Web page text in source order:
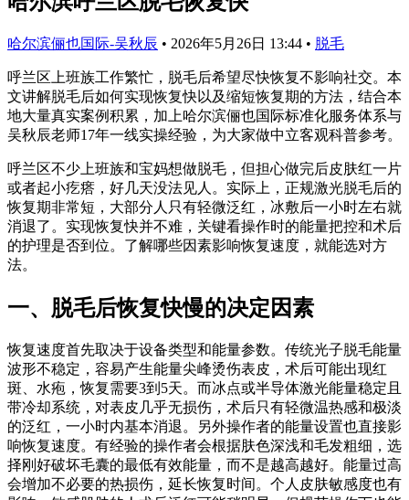
哈尔滨俪也国际-吴秋辰 • 2026年5月26日 13:44 • 脱毛
呼兰区上班族工作繁忙，脱毛后希望尽快恢复不影响社交。本
文讲解脱毛后如何实现恢复快以及缩短恢复期的方法，结合本
地大量真实案例积累，加上哈尔滨俪也国际标准化服务体系与
吴秋辰老师17年一线实操经验，为大家做中立客观科普参考。
呼兰区不少上班族和宝妈想做脱毛，但担心做完后皮肤红一片
或者起小疙瘩，好几天没法见人。实际上，正规激光脱毛后的
恢复期非常短，大部分人只有轻微泛红，冰敷后一小时左右就
消退了。实现恢复快并不难，关键看操作时的能量把控和术后
的护理是否到位。了解哪些因素影响恢复速度，就能选对方
法。
一、脱毛后恢复快慢的决定因素
恢复速度首先取决于设备类型和能量参数。传统光子脱毛能量
波形不稳定，容易产生能量尖峰烫伤表皮，术后可能出现红
斑、水疱，恢复需要3到5天。而冰点或半导体激光能量稳定且
带冷却系统，对表皮几乎无损伤，术后只有轻微温热感和极淡
的泛红，一小时内基本消退。另外操作者的能量设置也直接影
响恢复速度。有经验的操作者会根据肤色深浅和毛发粗细，选
择刚好破坏毛囊的最低有效能量，而不是越高越好。能量过高
会增加不必要的热损伤，延长恢复时间。个人皮肤敏感度也有